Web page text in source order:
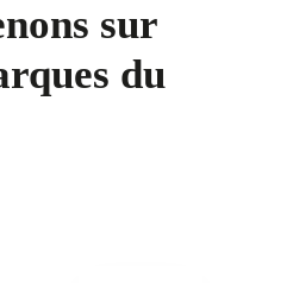
sur
du